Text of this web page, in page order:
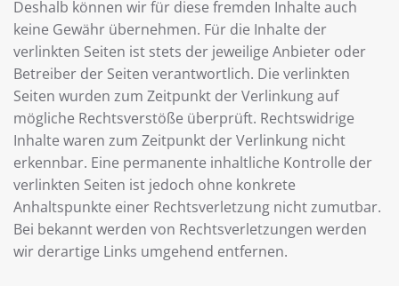
Deshalb können wir für diese fremden Inhalte auch
keine Gewähr übernehmen. Für die Inhalte der
verlinkten Seiten ist stets der jeweilige Anbieter oder
Betreiber der Seiten verantwortlich. Die verlinkten
Seiten wurden zum Zeitpunkt der Verlinkung auf
mögliche Rechtsverstöße überprüft. Rechtswidrige
Inhalte waren zum Zeitpunkt der Verlinkung nicht
erkennbar. Eine permanente inhaltliche Kontrolle der
verlinkten Seiten ist jedoch ohne konkrete
Anhaltspunkte einer Rechtsverletzung nicht zumutbar.
Bei bekannt werden von Rechtsverletzungen werden
wir derartige Links umgehend entfernen.